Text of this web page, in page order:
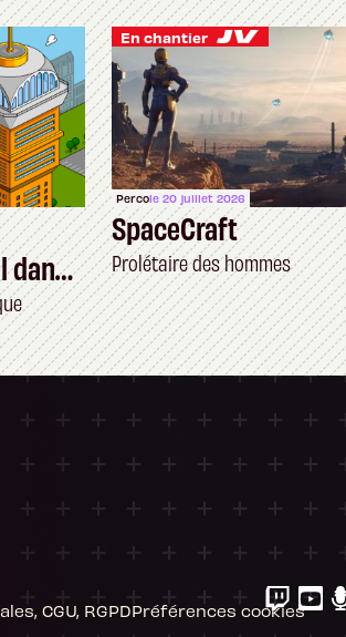
dans
En chantier
Percole 20 juillet 2026
SpaceCraft
Prolétaire des hommes
CGU, RGPDPréférences cookies
de confidentialité,